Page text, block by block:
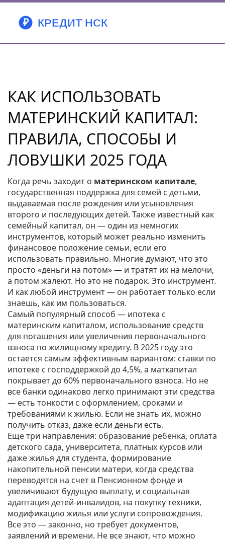
КАК ИСПОЛЬЗОВАТЬ
МАТЕРИНСКИЙ КАПИТАЛ:
ПРАВИЛА, СПОСОБЫ И
ЛОВУШКИ 2025 ГОДА
Когда речь заходит о материнском капитале,
государственная поддержка для семей с детьми,
выдаваемая после рождения или усыновления
второго и последующих детей. Также известный как
семейный капитал, он — один из немногих
инструментов, который может реально изменить
финансовое положение семьи, если его
использовать правильно. Многие думают, что это
просто «деньги на потом» — и тратят их на мелочи,
а потом жалеют. Но это не подарок. Это инструмент.
И как любой инструмент — он работает только если
знаешь, как им пользоваться.
Самый популярный способ — ипотека с
материнским капиталом, использование средств
для погашения или увеличения первоначального
взноса по жилищному кредиту. В 2025 году это
остается самым эффективным вариантом: ставки по
ипотеке с господдержкой до 4,5%, а маткапитал
покрывает до 60% первоначального взноса. Но не
все банки одинаково легко принимают эти средства
— есть тонкости с оформлением, сроками и
требованиями к жилью. Если не знать их, можно
получить отказ, даже если деньги есть.
Еще три направления: образование ребенка, оплата
детского сада, университета, платных курсов или
даже жилья для студента, формирование
накопительной пенсии матери, когда средства
переводятся на счет в Пенсионном фонде и
увеличивают будущую выплату, и социальная
адаптация детей-инвалидов, на покупку техники,
модификацию жилья или услуги сопровождения.
Все это — законно, но требует документов,
заявлений и времени. Не все знают, что можно